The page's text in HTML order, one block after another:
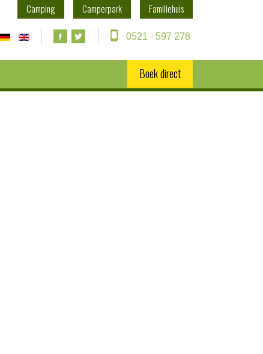
Camping Camperpark Familiehuis
0521 - 597 278
Boek direct